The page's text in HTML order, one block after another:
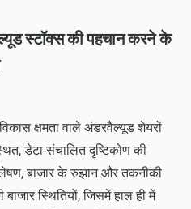
स्टॉक्स की पहचान करने के
क्षमता वाले अंडरवैल्यूड शेयरों
डेटा-संचालित दृष्टिकोण की
बाजार के रुझान और तकनीकी
स्थितियों, जिसमें हाल ही में